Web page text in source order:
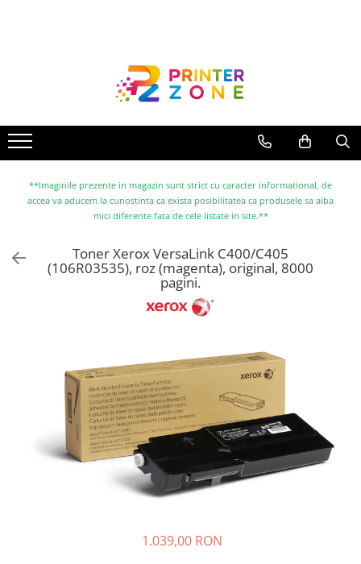
Imprimante cu jet
Multifunctionale laser
Multifunctionale cu jet
Imprimante etichete
Scanere
Consumabile imprimanta
Drum unit
Cartuse inkjet si cerneala
**Imaginile prezente in magazin sunt strict cu caracter informational, de
accea va aducem la cunostinta ca exista posibilitatea ca produsele sa aiba
mici diferente fata de cele listate in site.**
Toner Xerox VersaLink C400/C405
(106R03535), roz (magenta), original, 8000
pagini.
1.039,00 RON